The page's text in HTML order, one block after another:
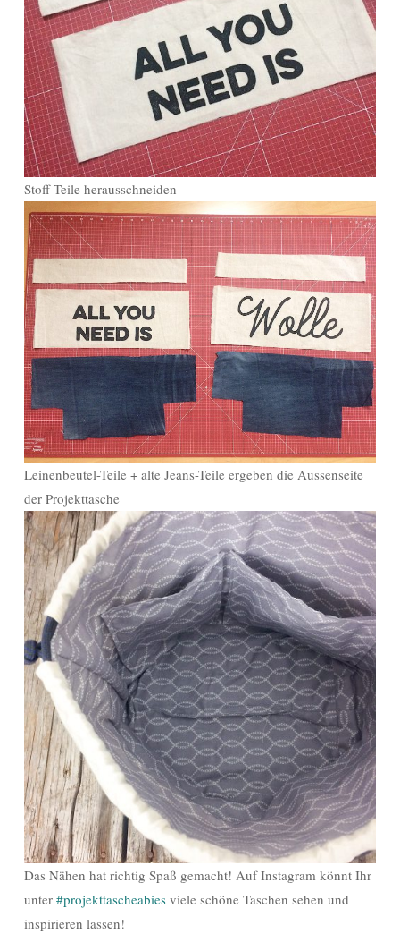
Stoff-Teile herausschneiden
Leinenbeutel-Teile + alte Jeans-Teile ergeben die Aussenseite
der Projekttasche
Das Nähen hat richtig Spaß gemacht! Auf Instagram könnt Ihr
unter #projekttascheabies viele schöne Taschen sehen und
inspirieren lassen!